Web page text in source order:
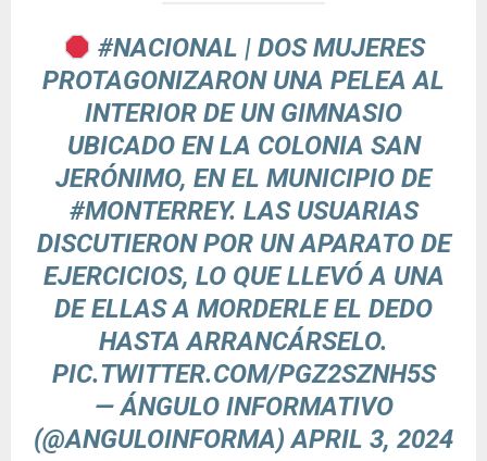
#NACIONAL | DOS MUJERES
PROTAGONIZARON UNA PELEA AL
INTERIOR DE UN GIMNASIO
UBICADO EN LA COLONIA SAN
JERÓNIMO, EN EL MUNICIPIO DE
#MONTERREY. LAS USUARIAS
DISCUTIERON POR UN APARATO DE
EJERCICIOS, LO QUE LLEVÓ A UNA
DE ELLAS A MORDERLE EL DEDO
HASTA ARRANCÁRSELO.
PIC.TWITTER.COM/PGZ2SZNH5S
— ÁNGULO INFORMATIVO
(@ANGULOINFORMA)APRIL 3, 2024